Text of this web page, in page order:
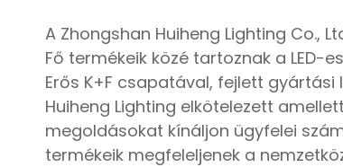
A Zhongshan Huiheng Lighting Co.,
Fő termékeik közé tartoznak a LED-
Erős K+F csapatával, fejlett
Huiheng Lighting elkötelezett
megoldásokat kínáljon ügyfelei
termékeik megfeleljenek a